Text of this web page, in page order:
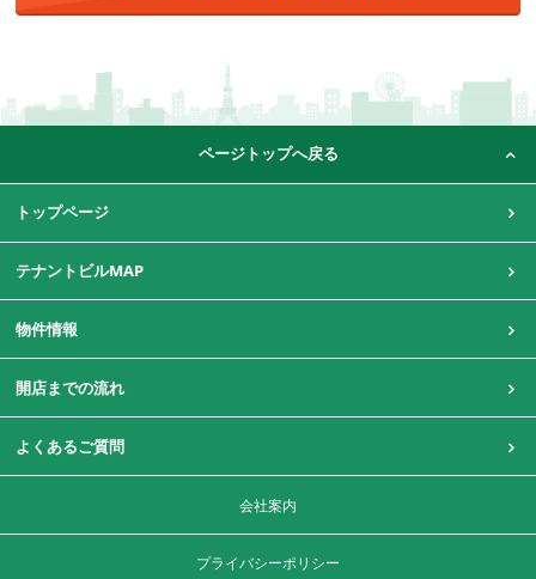
ページトップへ戻る
トップページ
テナントビルMAP
物件情報
開店までの流れ
よくあるご質問
会社案内
プライバシーポリシー